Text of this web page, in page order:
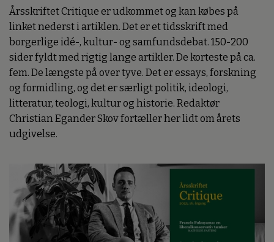
Årsskriftet Critique er udkommet og kan købes på
linket nederst i artiklen. Det er et tidsskrift med
borgerlige idé-, kultur- og samfundsdebat. 150-200
sider fyldt med rigtig lange artikler. De korteste på ca.
fem. De længste på over tyve. Det er essays, forskning
og formidling, og det er særligt politik, ideologi,
litteratur, teologi, kultur og historie. Redaktør
Christian Egander Skov fortæller her lidt om årets
udgivelse.